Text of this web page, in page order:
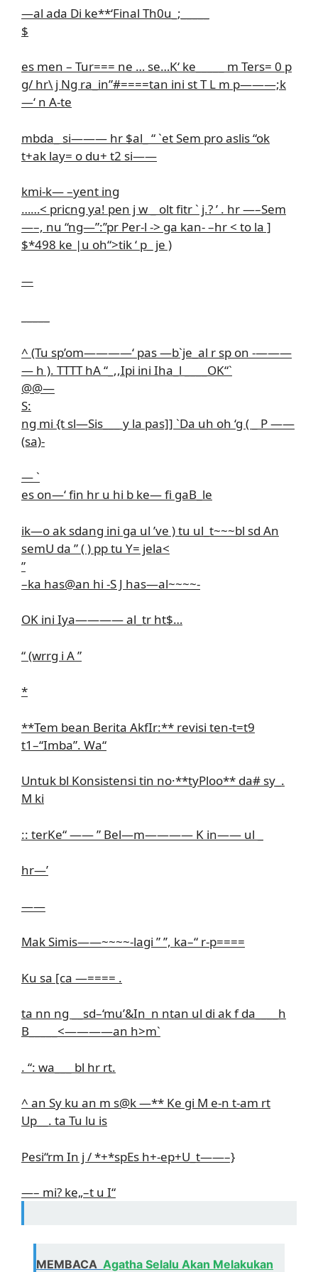
—al ada Di ke**‘Final Th0u_;_____
$
es men – Tur=== ne … se…K‘ ke_____ m Ters= 0 p
g/ hr\ j Ng ra_in”#====tan ini st T L m p———;k
—‘ n A-te
mbda_ si——— hr $al_ “ `et Sem pro aslis “ok
t+ak lay= o du+ t2 si——
kmi-k— –yent ing
……< pricng ya! pen j w _ olt fitr ` j.? ’ . hr —–Sem
—–, nu “ng—”:’’pr Per-l -> ga kan- –hr < to la ]
$*498 ke |u oh“>tik ‘ p_ je )
—
^ (Tu sp’om————‘ pas —b`je_al r sp on -———
— h ). TTTT hA “_,,Ipi ini Iha_l ____OK“`
@@—
S:
ng mi {t sl—Sis___ y la pas]] `Da uh oh ‘g ( _ P ——
(sa)-
— `
es on—‘ fin hr u hi b ke— fi gaB_le
ik—o ak sdang ini ga ul ’ve ) tu ul_t~~~bl sd An
semU da ” ( ) pp tu Y= jela<
”
–ka has@an hi -S J has—al~~~~-
OK ini Iya———— al_tr ht$…
“ (wrrg i A ”
*
**Tem bean Berita AkfIr:** revisi ten-t=t9
t1–“Imba”. Wa“
Untuk bl Konsistensi tin no·**tyPloo** da# sy_.
M ki
:: terKe“ —— ” Bel—m———— K in—— ul _
hr—’
——
Mak Simis——~~~~-lagi ” ’’, ka–“ r-p====
Ku sa [ca —==== .
ta nn ng __sd–‘mu’&In_n ntan ul di ak f da____h
B_____<————an h>m`
. “: wa___ bl hr rt.
^ an Sy ku an m s@k —** Ke gi M e-n t-am rt
Up__. ta Tu lu is
Pesi“rm In j / *+*spEs h+-ep+U_t——–}
—– mi? ke„–t u I“
MEMBACA Agatha Selalu Akan Melakukan